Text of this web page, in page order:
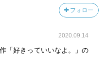
フォロー
2020.09.14
「好きっていいなよ。」の